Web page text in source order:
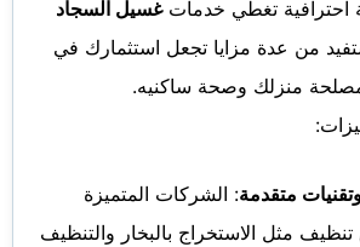
احترافية تغطي خدماتغسيل السجاد
من عدة مزايا تجعل استثمارك في
منزلك وصحة ساكنيه.
متقدمة: الشركات المتميزة
مثل الاستخراج بالبخار والتنظيف